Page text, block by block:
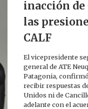
inacción
las
CALF
El vicepresidente
general de ATE
Patagonia,
recibir respuestas
Unidos ni de
adelante con el